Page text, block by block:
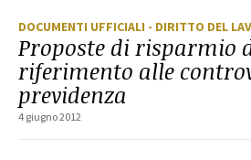
DOCUMENTI UFFICIALI - DIRITTO DEL
Proposte di risparmio
riferimento alle
previdenza
4 giugno 2012